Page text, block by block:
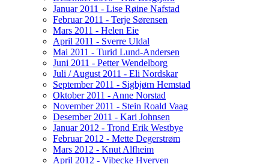
Januar 2011 - Lise Røine Nafstad
Februar 2011 - Terje Sørensen
Mars 2011 - Helen Eie
April 2011 - Sverre Uldal
Mai 2011 - Turid Lund-Andersen
Juni 2011 - Petter Wendelborg
Juli / August 2011 - Eli Nordskar
September 2011 - Sigbjørn Hemstad
Oktober 2011 - Anne Norstad
November 2011 - Stein Roald Vaag
Desember 2011 - Kari Johnsen
Januar 2012 - Trond Erik Westbye
Februar 2012 - Mette Degerstrøm
Mars 2012 - Knut Alfheim
April 2012 - Vibecke Hverven